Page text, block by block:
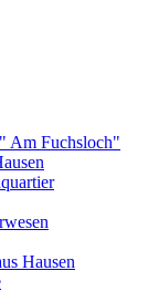
Am Fuchsloch"
Hausen